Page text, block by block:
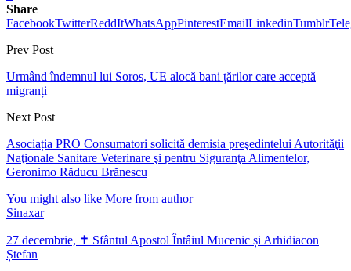
Share
FacebookTwitterReddItWhatsAppPinterestEmailLinkedinTumblr
Prev Post
Urmând îndemnul lui Soros, UE alocă bani țărilor care acceptă
migranți
Next Post
Asociația PRO Consumatori solicită demisia preşedintelui Autorităţii
Naţionale Sanitare Veterinare şi pentru Siguranţa Alimentelor,
Geronimo Răducu Brănescu
You might also like More from author
Sinaxar
27 decembrie, ✝ Sfântul Apostol Întâiul Mucenic și Arhidiacon
Ștefan